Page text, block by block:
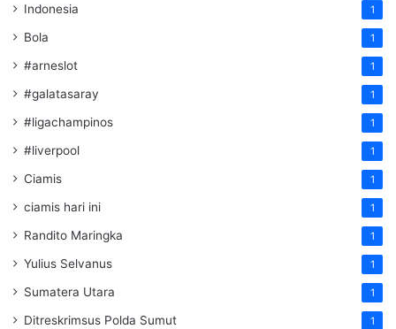
Indonesia 1
Bola 1
#arneslot 1
#galatasaray 1
#ligachampinos 1
#liverpool 1
Ciamis 1
ciamis hari ini 1
Randito Maringka 1
Yulius Selvanus 1
Sumatera Utara 1
Ditreskrimsus Polda Sumut 1